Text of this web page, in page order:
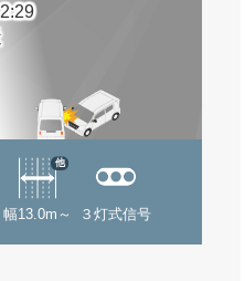
幅13.0m～
他
３灯式信号